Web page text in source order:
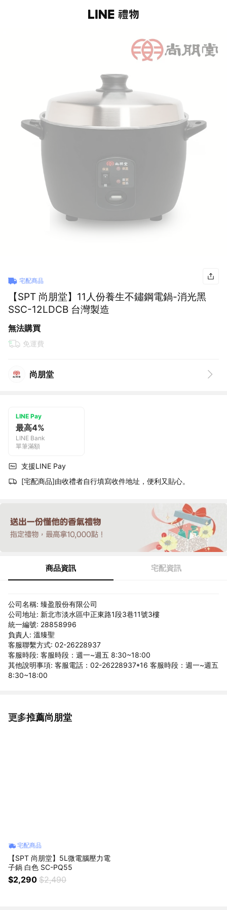
宅配商品
【SPT 尚朋堂】11人份養生不鏽鋼電鍋-消光黑
SSC-12LDCB 台灣製造
無法購買
免運費
尚朋堂
LINE Pay
最高4%
LINE Bank
單筆滿額
支援LINE Pay
[宅配商品]由收禮者自行填寫收件地址，便利又貼心。
商品資訊 宅配資訊
公司名稱: 臻盈股份有限公司
公司地址: 新北市淡水區中正東路1段3巷11號3樓
統一編號: 28858996
負責人: 溫臻聖
客服聯繫方式: 02-26228937
客服時段: 客服時段：週一~週五 8:30~18:00
其他說明事項: 客服電話：02-26228937*16 客服時段：週一~週五
8:30~18:00
更多推薦尚朋堂
看更多
宅配商品
【SPT 尚朋堂】5L微電腦壓力電
子鍋 白色 SC-PQ55
$2,290 $2,490